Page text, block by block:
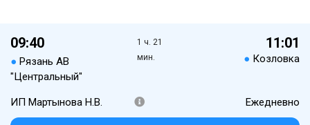
09:40
● Рязань АВ
"Центральный"
1 ч. 21
мин.
11:01
● Козловка
ИП Мартынова Н.В. Ежедневно